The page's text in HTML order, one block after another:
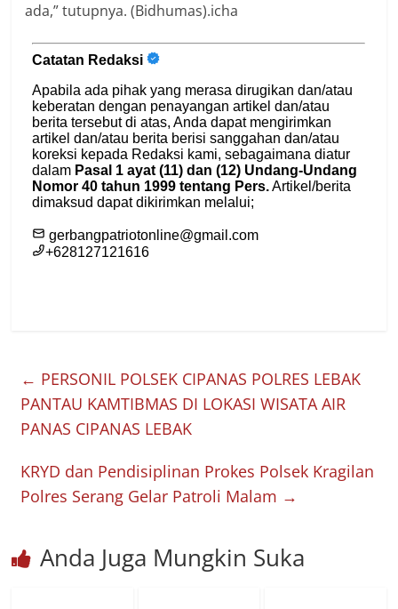
ada,” tutupnya. (Bidhumas).icha
← PERSONIL POLSEK CIPANAS POLRES LEBAK
PANTAU KAMTIBMAS DI LOKASI WISATA AIR
PANAS CIPANAS LEBAK
KRYD dan Pendisiplinan Prokes Polsek Kragilan
Polres Serang Gelar Patroli Malam →
Anda Juga Mungkin Suka